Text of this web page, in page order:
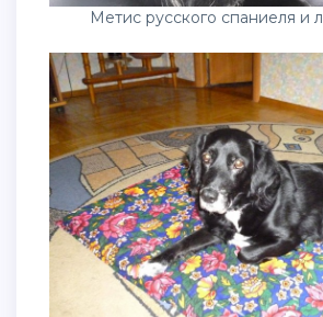
Метис русского спаниеля и